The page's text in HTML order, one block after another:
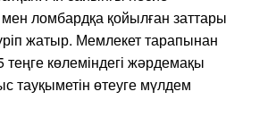
мен ломбардқа қойылған заттары
жатыр. Мемлекет тарапынан
теңге көлеміндегі жәрдемақы
тауқыметін өтеуге мүлдем